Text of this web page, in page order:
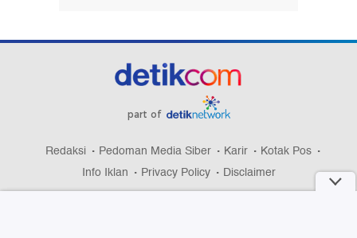
part of
Redaksi Pedoman Media Siber Karir
Kotak Pos
Info Iklan
Privacy Policy Disclaimer